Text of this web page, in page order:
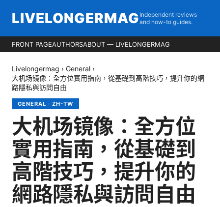
LIVELONGERMAG Independent reviews
and how-to guides.
FRONT PAGEAUTHORSABOUT — LIVELONGERMAG
Livelongermag › General ›
大机场镜像：全方位實用指南，從基礎到高階技巧，提升你的網
路隱私與訪問自由
GENERAL · ZH-TW
大机场镜像：全方位
實用指南，從基礎到
高階技巧，提升你的
網路隱私與訪問自由